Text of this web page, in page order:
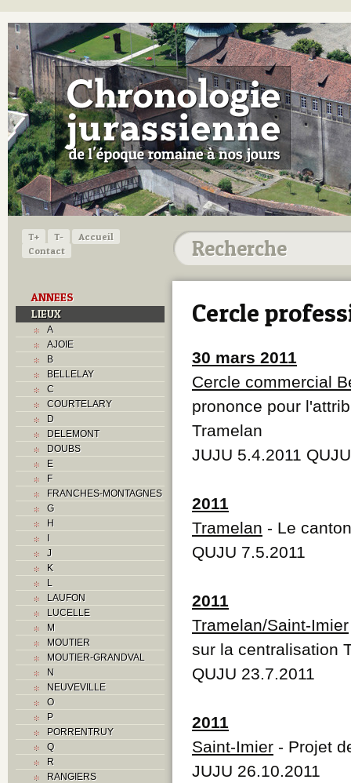
T+ T-
Accueil
Contact
ANNEES
LIEUX
A
AJOIE
B
BELLELAY
C
COURTELARY
D
DELEMONT
DOUBS
E
F
FRANCHES-MONTAGNES
G
H
I
J
K
L
LAUFON
LUCELLE
M
MOUTIER
MOUTIER-GRANDVAL
N
NEUVEVILLE
O
P
PORRENTRUY
Q
R
RANGIERS
Cercle
30 mars 2011
Cercle commercial
prononce pour
Tramelan
JUJU 5.4.2011
2011
Tramelan - Le
QUJU 7.5.2011
2011
Tramelan/Saint-Imier
sur la centralisation
QUJU 23.7.2011
2011
Saint-Imier - Projet
JUJU 26.10.2011